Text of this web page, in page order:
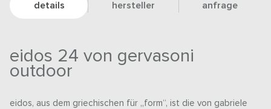
details hersteller anfrage
eidos 24 von gervasoni
outdoor
eidos, aus dem griechischen für „form“, ist die von gabriele